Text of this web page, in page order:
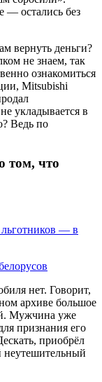
вернуть деньги?
не знаем, так
ознакомиться
Mitsubishi
укладывается в
Ведь по
том, что
— в
нет. Говорит,
архиве большое
Мужчина уже
признания его
приобрёл
неутешительный